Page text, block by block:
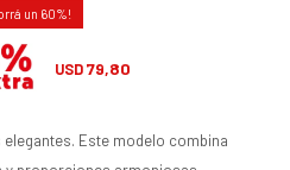
60
USD 79,80
Este modelo combina